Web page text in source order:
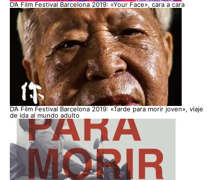
D’A Film Festival Barcelona 2019: «Your Face», cara a cara
D’A Film Festival Barcelona 2019: «Tarde para morir joven», viaje
de ida al mundo adulto